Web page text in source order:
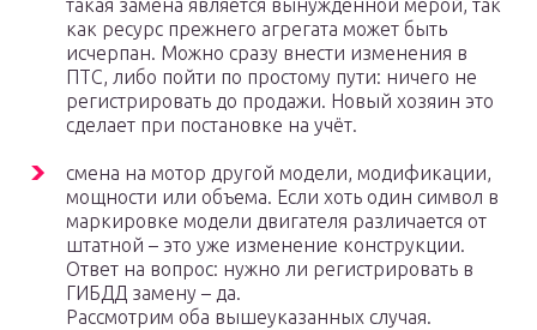
такая замена является вынужденной мерой, так
как ресурс прежнего агрегата может быть
исчерпан. Можно сразу внести изменения в
ПТС, либо пойти по простому пути: ничего не
регистрировать до продажи. Новый хозяин это
сделает при постановке на учёт.
смена на мотор другой модели, модификации,
мощности или объема. Если хоть один символ в
маркировке модели двигателя различается от
штатной – это уже изменение конструкции.
Ответ на вопрос: нужно ли регистрировать в
ГИБДД замену – да.
Рассмотрим оба вышеуказанных случая.